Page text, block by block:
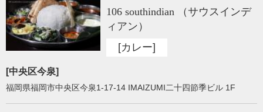
106 southindian （サウスインデ
ィアン）
[カレー]
[中央区今泉]
福岡県福岡市中央区今泉1-17-14 IMAIZUMI二十四節季ビル 1F